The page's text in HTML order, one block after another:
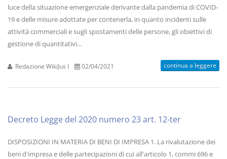
luce della situazione emergenziale derivante dalla pandemia di COVID-
19 e delle misure adottate per contenerla, in quanto incidenti sulle
attività commerciali e sugli spostamenti delle persone, gli obiettivi di
gestione di quantitativi...
Redazione WikiJus I 02/04/2021 continua a leggere
Decreto Legge del 2020 numero 23 art. 12-ter
DISPOSIZIONI IN MATERIA DI BENI DI IMPRESA 1. La rivalutazione dei
beni d'impresa e delle partecipazioni di cui all'articolo 1, commi 696 e